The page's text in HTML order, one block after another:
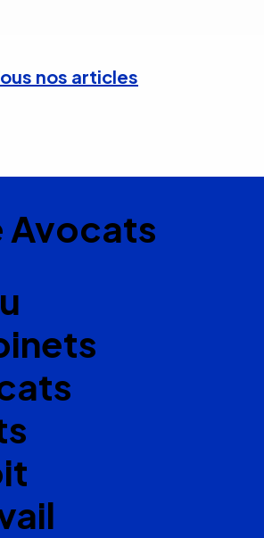
nos articles
Avocats